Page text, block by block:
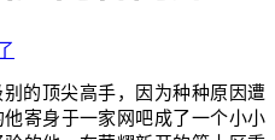
的顶尖高手，因为种种原因遭
寄身于一家网吧成了一个小小